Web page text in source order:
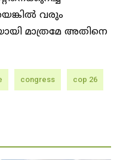
വരും
മാത്രമേ അതിനെ
congress cop 26